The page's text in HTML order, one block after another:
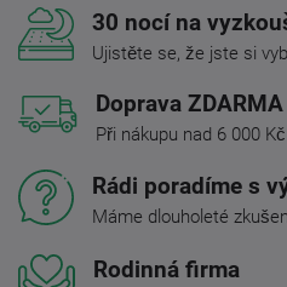
30 nocí na
Ujistěte se, že jste si
Doprava ZDARMA
Při nákupu nad 6 000 Kč
Rádi poradíme s
Máme dlouholeté
Rodinná firma